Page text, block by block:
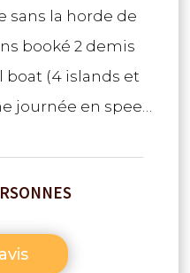
sans la horde de
booké 2 demis
boat (4 islands et
journée en speed
Tout était très
d’endroits